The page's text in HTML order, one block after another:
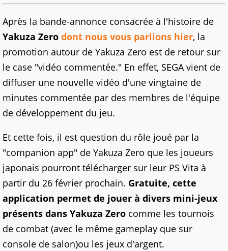
Après la bande-annonce consacrée à l'histoire de
Yakuza Zero dont nous vous parlions hier, la
promotion autour de Yakuza Zero est de retour sur
le case "vidéo commentée." En effet, SEGA vient de
diffuser une nouvelle vidéo d'une vingtaine de
minutes commentée par des membres de l'équipe
de développement du jeu.
Et cette fois, il est question du rôle joué par la
"companion app" de Yakuza Zero que les joueurs
japonais pourront télécharger sur leur PS Vita à
partir du 26 février prochain. Gratuite, cette
application permet de jouer à divers mini-jeux
présents dans Yakuza Zero comme les tournois
de combat (avec le même gameplay que sur
console de salon)ou les jeux d'argent.